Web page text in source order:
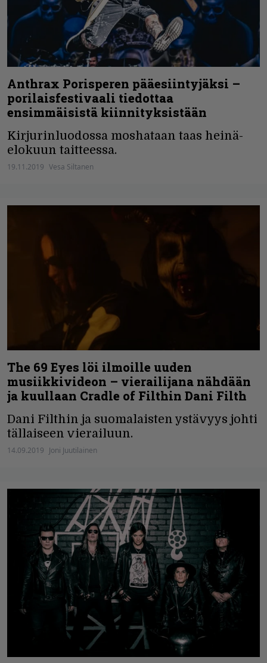
Anthrax Porisperen pääesiintyjäksi –
porilaisfestivaali tiedottaa
ensimmäisistä kiinnityksistään
Kirjurinluodossa moshataan taas heinä-
elokuun taitteessa.
19.11.2019 Vesa Siltanen
The 69 Eyes löi ilmoille uuden
musiikkivideon – vierailijana nähdään
ja kuullaan Cradle of Filthin Dani Filth
Dani Filthin ja suomalaisten ystävyys johti
tällaiseen vierailuun.
14.09.2019 Joni Juutilainen